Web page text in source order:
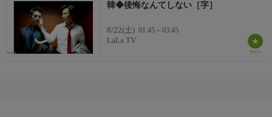
韓◆後悔なんてしない［字］
8/22(土) 01:45～03:45
LaLa TV